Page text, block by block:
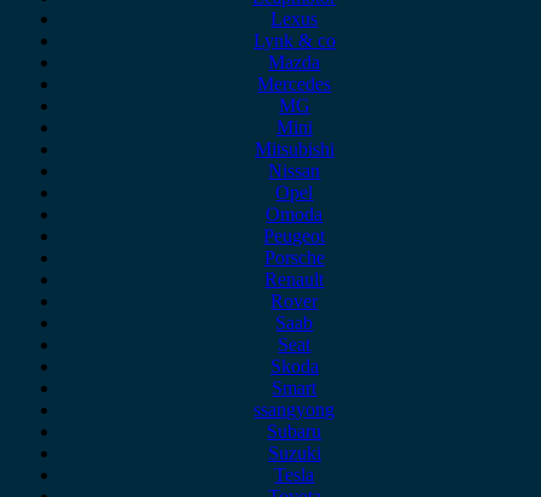
Lexus
Lynk & co
Mazda
Mercedes
MG
Mini
Mitsubishi
Nissan
Opel
Omoda
Peugeot
Porsche
Renault
Rover
Saab
Seat
Skoda
Smart
ssangyong
Subaru
Suzuki
Tesla